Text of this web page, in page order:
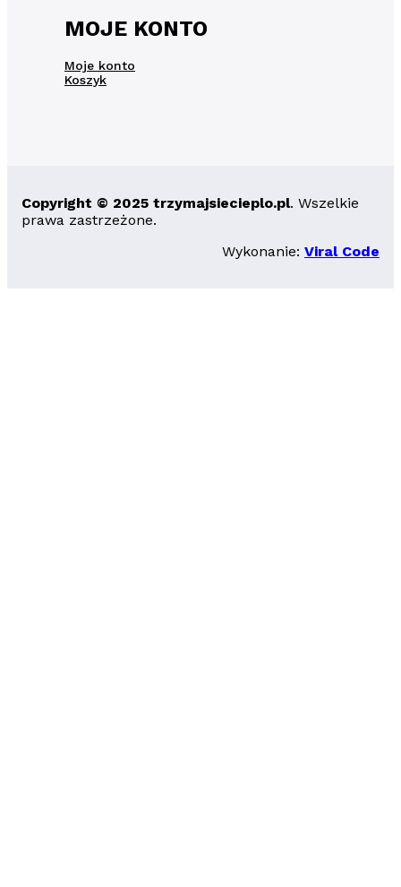
MOJE KONTO
Moje konto
Koszyk
Copyright © 2025 trzymajsiecieplo.pl. Wszelkie
prawa zastrzeżone.
Wykonanie: Viral Code